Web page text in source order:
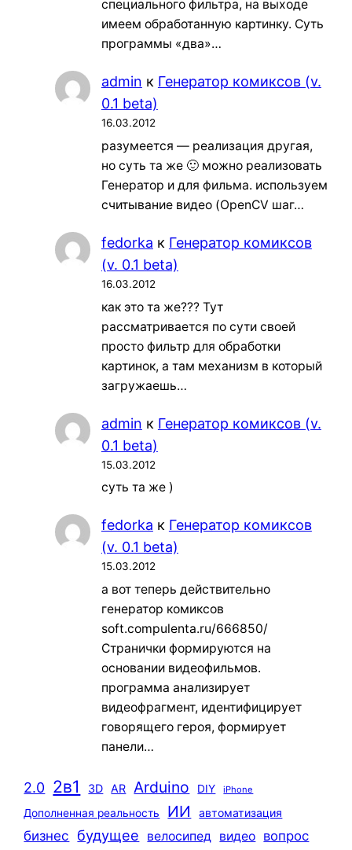
специального фильтра, на выходе
имеем обработанную картинку. Суть
программы «два»…
admin к Генератор комиксов (v.
0.1 beta)
16.03.2012
разумеется — реализация другая,
но суть та же 🙂 можно реализовать
Генератор и для фильма. используем
считывание видео (OpenCV шаг…
fedorka к Генератор комиксов
(v. 0.1 beta)
16.03.2012
как это та же??? Тут
рассматривается по сути своей
просто фильтр для обработки
картинок, а там механизм в который
загружаешь…
admin к Генератор комиксов (v.
0.1 beta)
15.03.2012
суть та же )
fedorka к Генератор комиксов
(v. 0.1 beta)
15.03.2012
а вот теперь действительно
генератор комиксов
soft.compulenta.ru/666850/
Странички формируются на
основании видеофильмов.
программа анализирует
видеофрагмент, идентифицирует
говорящего героя, формирует
панели…
2.0 2в1 3D AR Arduino DIY iPhone
Дополненная реальность ИИ автоматизация
бизнес будущее велосипед видео вопрос